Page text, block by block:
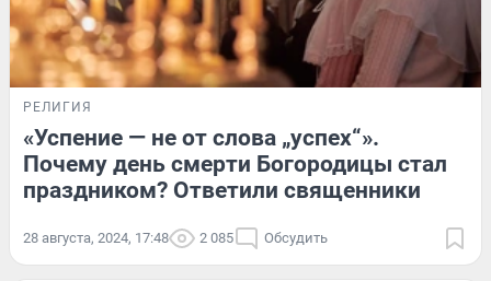
РЕЛИГИЯ
«Успение — не от слова „успех“».
Почему день смерти Богородицы стал
праздником? Ответили священники
28 августа, 2024, 17:48 2 085 Обсудить